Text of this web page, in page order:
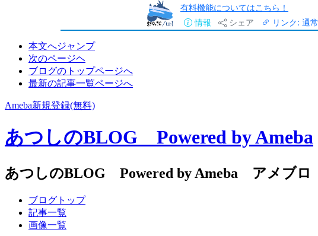
有料機能についてはこちら！
情報
シェア リンク: 通常